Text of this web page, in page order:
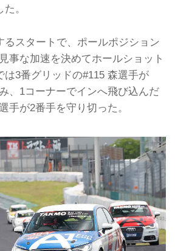
。
るスタートで、ポールポジション
事な加速を決めてホールショット
は3番グリッドの#115 森選手が
、1コーナーでインへ飛び込んだ
手が2番手を守り切った。